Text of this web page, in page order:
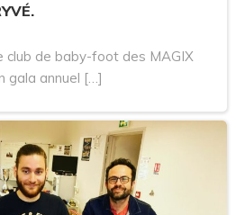
club de baby-foot des MAGIX
gala annuel […]